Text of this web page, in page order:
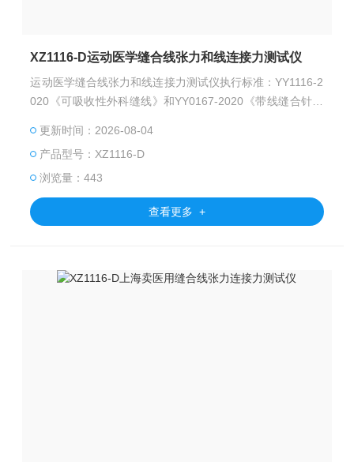
XZ1116-D运动医学缝合线张力和线连接力测试仪
运动医学缝合线张力和线连接力测试仪执行标准：YY1116-2
020《可吸收性外科缝线》和YY0167-2020《带线缝合针》
更新时间：2026-08-04
产品型号：XZ1116-D
浏览量：443
查看更多 +